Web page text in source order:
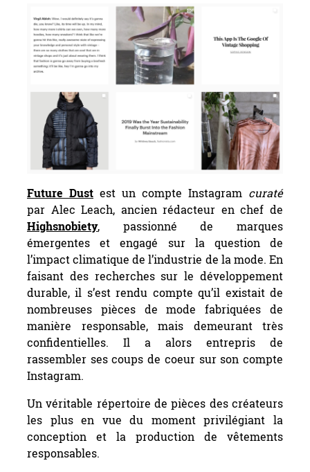
Future Dust est un compte Instagram curaté
par Alec Leach, ancien rédacteur en chef de
Highsnobiety, passionné de marques
émergentes et engagé sur la question de
l’impact climatique de l’industrie de la mode. En
faisant des recherches sur le développement
durable, il s’est rendu compte qu’il existait de
nombreuses pièces de mode fabriquées de
manière responsable, mais demeurant très
confidentielles. Il a alors entrepris de
rassembler ses coups de coeur sur son compte
Instagram.
Un véritable répertoire de pièces des créateurs
les plus en vue du moment privilégiant la
conception et la production de vêtements
responsables.